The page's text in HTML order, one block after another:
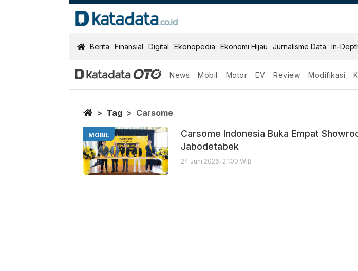
KatadataOTO
Berita Finansial Digital Ekonopedia Ekonomi Hijau Jurnalisme Data In-
News Mobil Motor EV Review Modifikasi
Carsome
Berita Terbaru
Home
Tag Carsome
MOBIL
Carsome Indonesia Buka Empat
Jabodetabek
24 Juni 2026, 21:00 WIB